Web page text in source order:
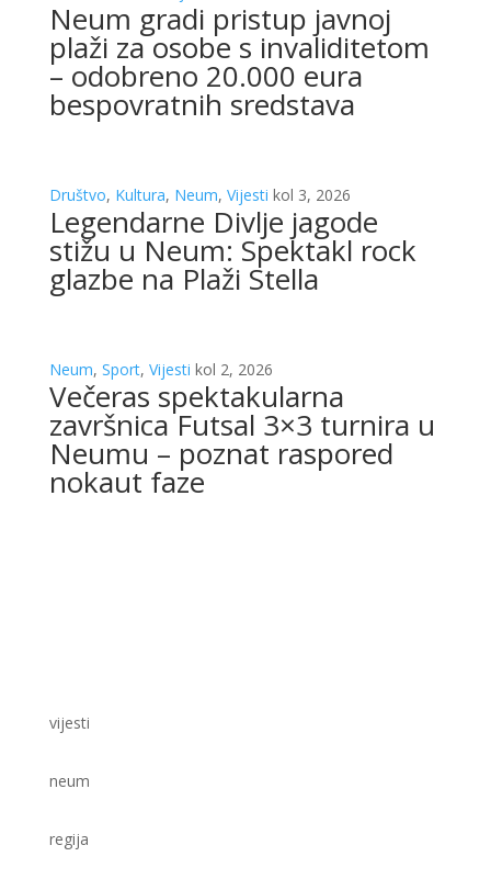
Neum gradi pristup javnoj
plaži za osobe s invaliditetom
– odobreno 20.000 eura
bespovratnih sredstava
Društvo, Kultura, Neum, Vijesti kol 3, 2026
Legendarne Divlje jagode
stižu u Neum: Spektakl rock
glazbe na Plaži Stella
Neum, Sport, Vijesti kol 2, 2026
Večeras spektakularna
završnica Futsal 3×3 turnira u
Neumu – poznat raspored
nokaut faze
vijesti
neum
regija